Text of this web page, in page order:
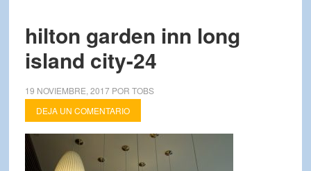
hilton garden inn long
island city-24
19 NOVIEMBRE, 2017POR TOBS
DEJA UN COMENTARIO